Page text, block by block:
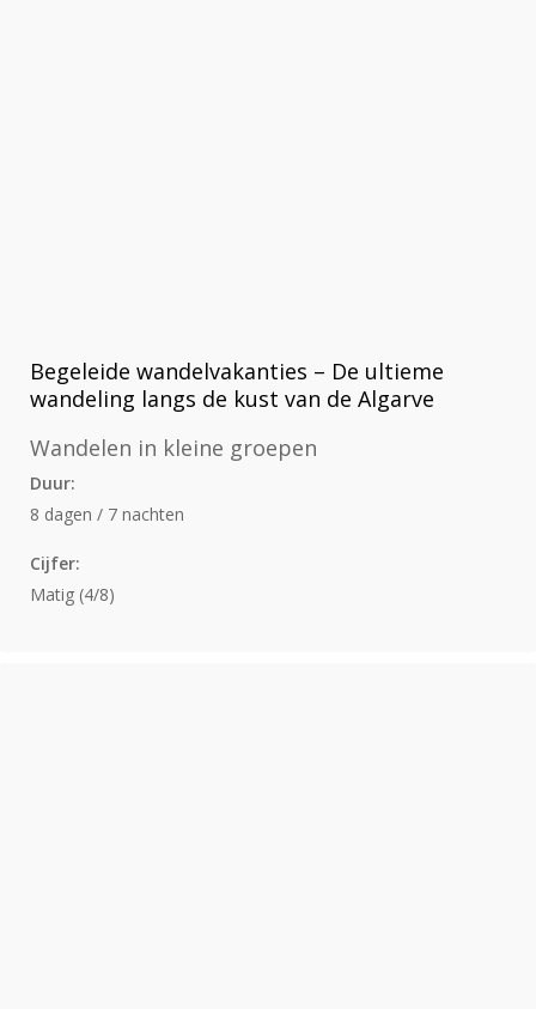
Begeleide wandelvakanties – De ultieme
wandeling langs de kust van de Algarve
Wandelen in kleine groepen
Duur:
8 dagen / 7 nachten
Cijfer:
Matig (4/8)